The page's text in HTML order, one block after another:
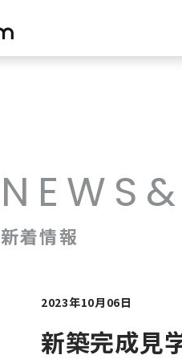
新着情報
2023年10月06日
新築完成見